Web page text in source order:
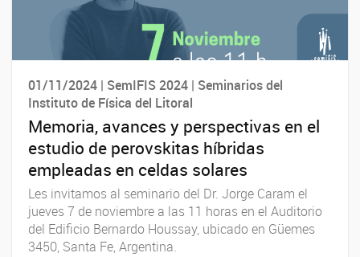
01/11/2024 | SemIFIS 2024 | Seminarios del
Instituto de Física del Litoral
Memoria, avances y perspectivas en el
estudio de perovskitas híbridas
empleadas en celdas solares
Les invitamos al seminario del Dr. Jorge Caram el
jueves 7 de noviembre a las 11 horas en el Auditorio
del Edificio Bernardo Houssay, ubicado en Güemes
3450, Santa Fe, Argentina.